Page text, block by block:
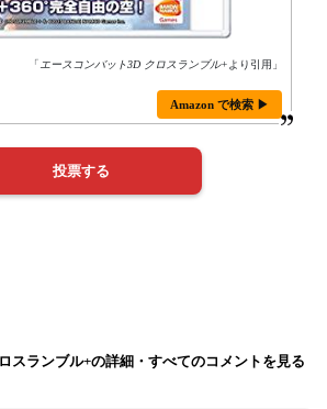
「 エースコンバット3D クロスランブル+ より引用」
Amazon で検索 ▶
スランブル+の詳細・すべてのコメントを見る